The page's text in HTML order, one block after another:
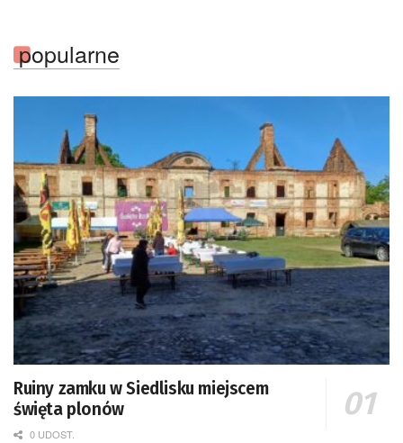
popularne
Ruiny zamku w Siedlisku miejscem
święta plonów
0 UDOST.